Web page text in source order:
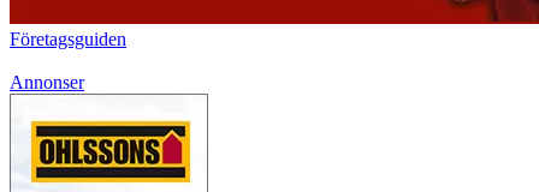
Företagsguiden
Annonser